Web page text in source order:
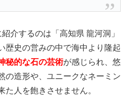
介するのは「高知県 龍河洞」
歴史の営みの中で海中より隆起
秘的な石の芸術が感じられ、悠
の造形や、ユニークなネーミン
た人を飽きさせません。